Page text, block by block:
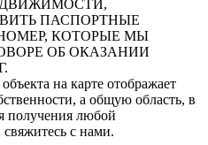
ПАСПОРТНЫЕ
КОТОРЫЕ МЫ
ОБ ОКАЗАНИИ
на карте отображает
а общую область, в
получения любой
с нами.